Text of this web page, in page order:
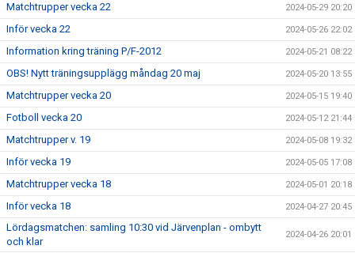
Matchtrupper vecka 22 2024-05-29 20:20
Inför vecka 22 2024-05-26 22:02
Information kring träning P/F-2012 2024-05-21 08:22
OBS! Nytt träningsupplägg måndag 20 maj 2024-05-20 13:55
Matchtrupper vecka 20 2024-05-15 19:40
Fotboll vecka 20 2024-05-12 21:44
Matchtrupper v. 19 2024-05-08 19:32
Inför vecka 19 2024-05-05 17:08
Matchtrupper vecka 18 2024-05-01 20:18
Inför vecka 18 2024-04-27 20:45
Lördagsmatchen: samling 10:30 vid Järvenplan - ombytt
och klar
2024-04-26 20:01